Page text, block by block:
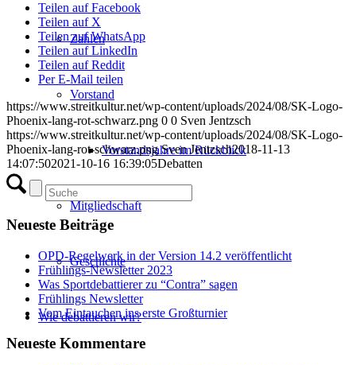
Zahlen
Vorstand
Vorstandsjahre im Rückblick
Mitgliedschaft
Geschichte
Wie debattieren wir?
Teilen auf Facebook
Teilen auf X
Teilen auf WhatsApp
Teilen auf LinkedIn
Teilen auf Reddit
Per E-Mail teilen
https://www.streitkultur.net/wp-content/uploads/2024/08/SK-Logo-
Phoenix-lang-rot-schwarz.png 0 0 Sven Jentzsch
https://www.streitkultur.net/wp-content/uploads/2024/08/SK-Logo-
Phoenix-lang-rot-schwarz.png Sven Jentzsch2018-11-13
14:07:502021-10-16 16:39:05Debatten
Neueste Beiträge
OPD-Regelwerk in der Version 14.2 veröffentlicht
Frühlings-Newsletter 2023
Was Sportdebattierer zu “Contra” sagen
Frühlings Newsletter
Vom Eintauchen ins erste Großturnier
Neueste Kommentare